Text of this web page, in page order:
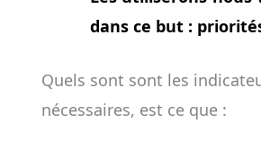
dans ce but :
Quels sont sont les
nécessaires, est ce que :